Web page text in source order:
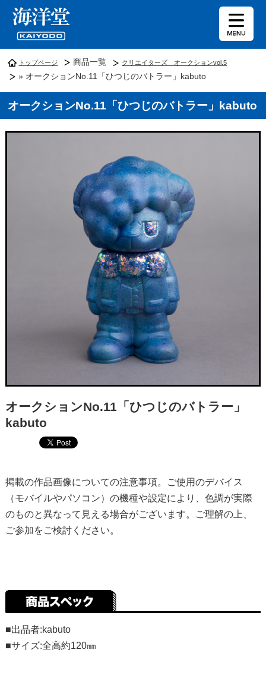
トップページ 商品一覧 クリエイターズ オークションvol.5
» オークションNo.11「ひつじのバトラー」kabuto
オークションNo.11「ひつじのバトラー」kabuto
オークションNo.11「ひつじのバトラー」
kabuto
掲載の作品画像についての注意事項。ご使用のデバイス
（モバイルやパソコン）の機種や設定により、色調が実際
のものと異なって見える場合がございます。ご理解の上、
ご参加をご検討ください。
■出品者:kabuto
■サイズ:全高約120㎜